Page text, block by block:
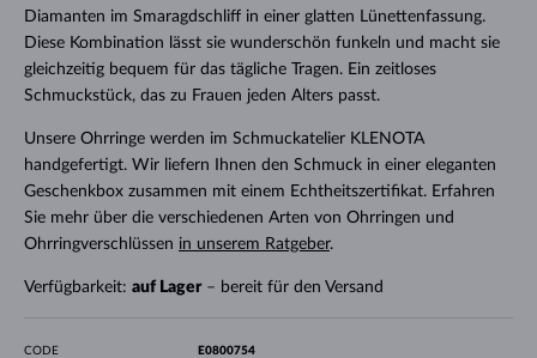
Diamanten im Smaragdschliff in einer glatten Lünettenfassung.
Diese Kombination lässt sie wunderschön funkeln und macht sie
gleichzeitig bequem für das tägliche Tragen. Ein zeitloses
Schmuckstück, das zu Frauen jeden Alters passt.
Unsere Ohrringe werden im Schmuckatelier KLENOTA
handgefertigt. Wir liefern Ihnen den Schmuck in einer eleganten
Geschenkbox zusammen mit einem Echtheitszertifikat. Erfahren
Sie mehr über die verschiedenen Arten von Ohrringen und
Ohrringverschlüssen in unserem Ratgeber.
Verfügbarkeit: auf Lager– bereit für den Versand
CODE E0800754